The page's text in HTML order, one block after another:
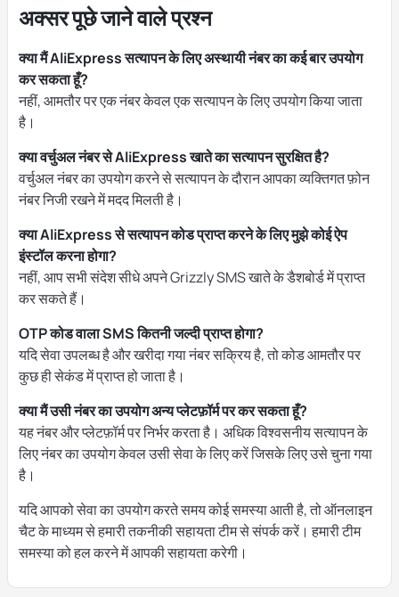
अक्सर पूछे जाने वाले प्रश्न
क्या मैं AliExpress सत्यापन के लिए अस्थायी नंबर का कई बार उपयोग
कर सकता हूँ?
नहीं, आमतौर पर एक नंबर केवल एक सत्यापन के लिए उपयोग किया जाता
है।
क्या वर्चुअल नंबर से AliExpress खाते का सत्यापन सुरक्षित है?
वर्चुअल नंबर का उपयोग करने से सत्यापन के दौरान आपका व्यक्तिगत फ़ोन
नंबर निजी रखने में मदद मिलती है।
क्या AliExpress से सत्यापन कोड प्राप्त करने के लिए मुझे कोई ऐप
इंस्टॉल करना होगा?
नहीं, आप सभी संदेश सीधे अपने Grizzly SMS खाते के डैशबोर्ड में प्राप्त
कर सकते हैं।
OTP कोड वाला SMS कितनी जल्दी प्राप्त होगा?
यदि सेवा उपलब्ध है और खरीदा गया नंबर सक्रिय है, तो कोड आमतौर पर
कुछ ही सेकंड में प्राप्त हो जाता है।
क्या मैं उसी नंबर का उपयोग अन्य प्लेटफ़ॉर्म पर कर सकता हूँ?
यह नंबर और प्लेटफ़ॉर्म पर निर्भर करता है। अधिक विश्वसनीय सत्यापन के
लिए नंबर का उपयोग केवल उसी सेवा के लिए करें जिसके लिए उसे चुना गया
है।
यदि आपको सेवा का उपयोग करते समय कोई समस्या आती है, तो ऑनलाइन
चैट के माध्यम से हमारी तकनीकी सहायता टीम से संपर्क करें। हमारी टीम
समस्या को हल करने में आपकी सहायता करेगी।